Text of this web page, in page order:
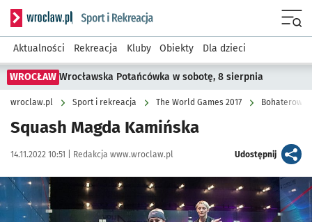
Serwis informacyjny wroclaw.pl podserwis: Sport i rekreacja
Aktualności Rekreacja Kluby Obiekty Dla dzieci
WROCŁAW Wrocławska Potańcówka w sobotę, 8 sierpnia
wroclaw.pl Sport i rekreacja The World Games 2017 Bohaterowie
Squash Magda Kamińska
Data publikacji:
14.11.2022 10:51 | Autor:
Redakcja www.wroclaw.pl Udostępnijartykuł
Kliknij, aby powiększyć